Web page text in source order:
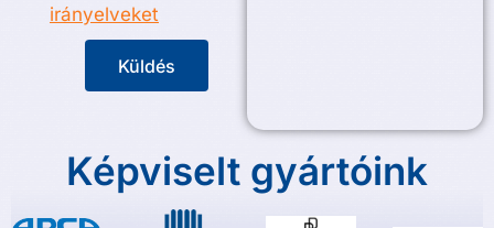
irányelveket
Küldés
Képviselt gyártóink